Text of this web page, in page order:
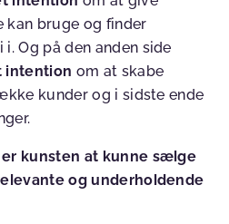
kan bruge og finder
Og på den anden side
intention om at skabe
kunder og i sidste ende
kunsten at kunne sælge
og underholdende